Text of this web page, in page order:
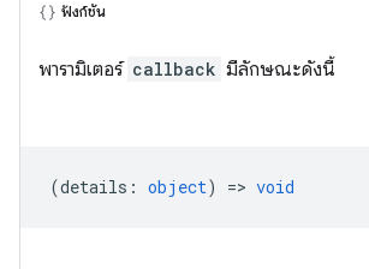
ฟังก์ชัน
พารามิเตอร์ callback มีลักษณะดังนี้
(details : object) => void